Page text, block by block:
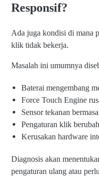
Responsif?
Ada juga kondisi di mana
klik tidak bekerja.
Masalah ini umumnya
Baterai mengembang
Force Touch Engine
Sensor tekanan
Pengaturan klik
Kerusakan hardware
Diagnosis akan
pengaturan ulang atau